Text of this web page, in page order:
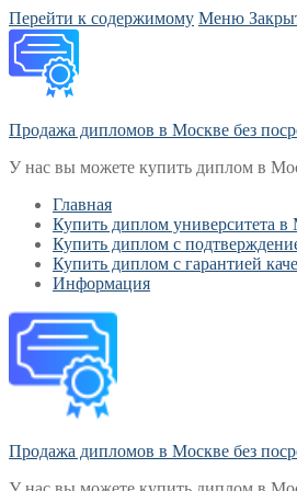
Перейти к содержимому Меню
Продажа дипломов в Москве без
У нас вы можете купить диплом в
Главная
Купить диплом университета в
Купить диплом с
Купить диплом с гарантией
Информация
Продажа дипломов в Москве без